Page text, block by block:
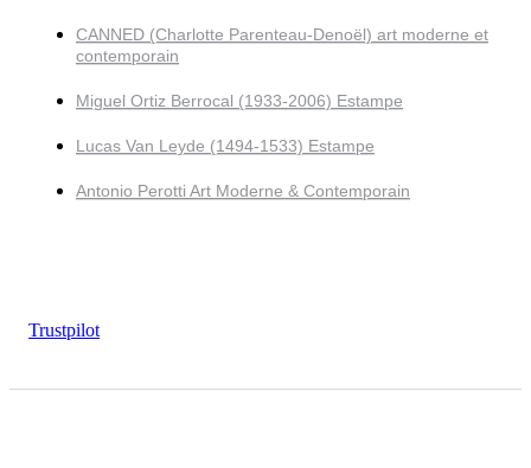
CANNED (Charlotte Parenteau-Denoël) art moderne et
contemporain
Miguel Ortiz Berrocal (1933-2006) Estampe
Lucas Van Leyde (1494-1533) Estampe
Antonio Perotti Art Moderne & Contemporain
Trustpilot